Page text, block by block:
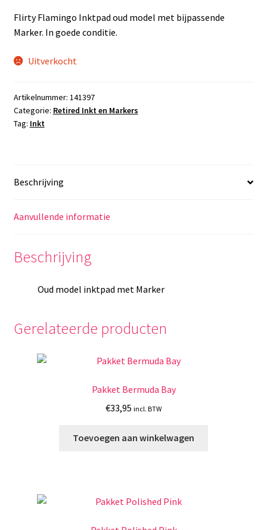
was: is:
Flirty Flamingo Inktpad oud model met bijpassende
Marker. In goede conditie.
Uitverkocht
Artikelnummer: 141397
Categorie: Retired Inkt en Markers
Tag: Inkt
Beschrijving
Aanvullende informatie
Beschrijving
Oud model inktpad met Marker
Gerelateerde producten
Pakket Bermuda Bay
€33,95 incl. BTW
Toevoegen aan winkelwagen